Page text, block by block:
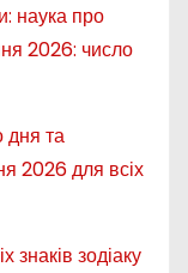
наука про
2026: число
дня та
2026 для всіх
знаків зодіаку